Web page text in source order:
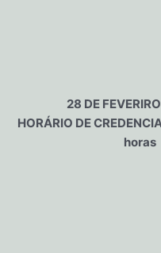
28 DE
HORÁRIO DE
horas